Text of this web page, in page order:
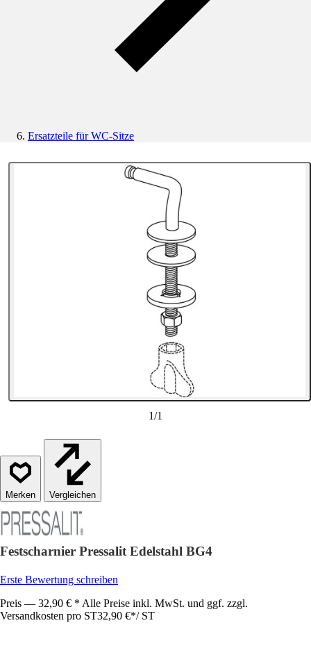
Ersatzteile für WC-Sitze
1/1
Vergleichen
Festscharnier Pressalit Edelstahl BG4
Erste Bewertung schreiben
Preis — 32,90 € * Alle Preise inkl. MwSt. und ggf. zzgl.
Versandkosten pro ST32,90 €*/ ST